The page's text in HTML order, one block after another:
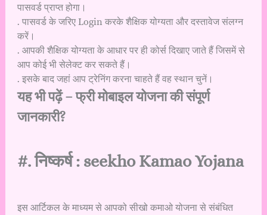
पासवर्ड प्राप्त होगा।
. पासवर्ड के जरिए Login करके शैक्षिक योग्यता और दस्तावेज संलग्न
करें।
. आपकी शैक्षिक योग्यता के आधार पर ही कोर्स दिखाए जाते हैं जिसमें से
आप कोई भी सेलेक्ट कर सकते हैं।
. इसके बाद जहां आप ट्रेनिंग करना चाहते हैं वह स्थान चुनें।
यह भी पढ़ें –फ्री मोबाइल योजना की संपूर्ण
जानकारी?
#. निष्कर्ष : seekho Kamao Yojana
इस आर्टिकल के माध्यम से आपको सीखो कमाओ योजना से संबंधित